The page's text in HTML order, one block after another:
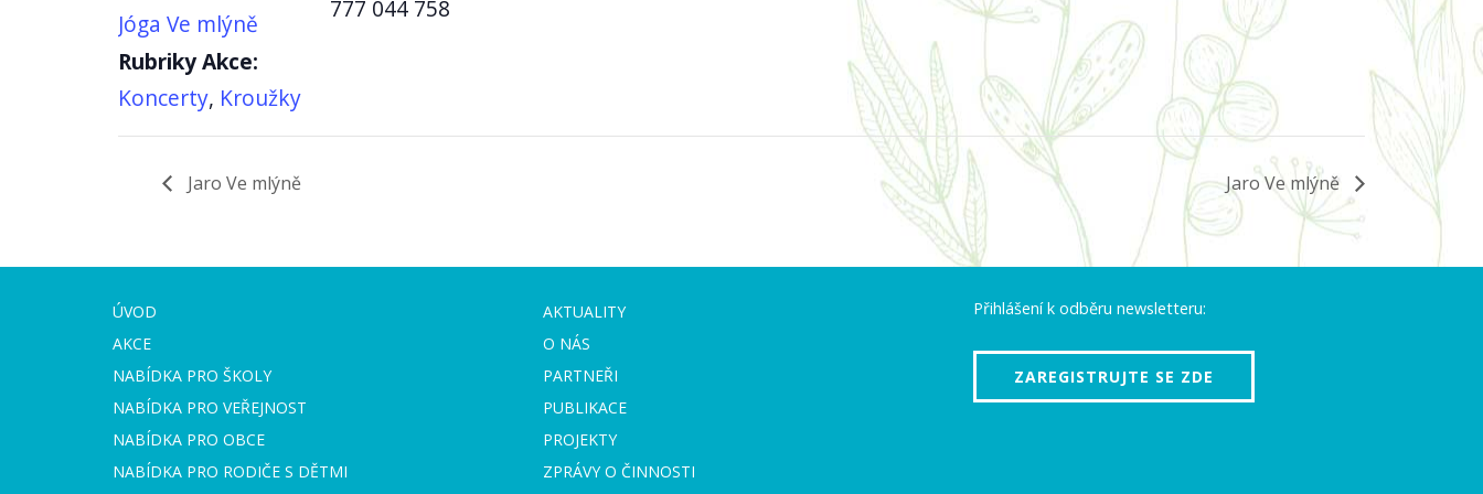
Jóga Ve mlýně
Rubriky Akce:
Koncerty, Kroužky
777 044 758
Jaro Ve mlýně Jaro Ve mlýně
ÚVOD
AKCE
NABÍDKA PRO ŠKOLY
NABÍDKA PRO VEŘEJNOST
NABÍDKA PRO OBCE
NABÍDKA PRO RODIČE S DĚTMI
AKTUALITY
O NÁS
PARTNEŘI
PUBLIKACE
PROJEKTY
ZPRÁVY O ČINNOSTI
Přihlášení k odběru newsletteru:
ZAREGISTRUJTE SE ZDE